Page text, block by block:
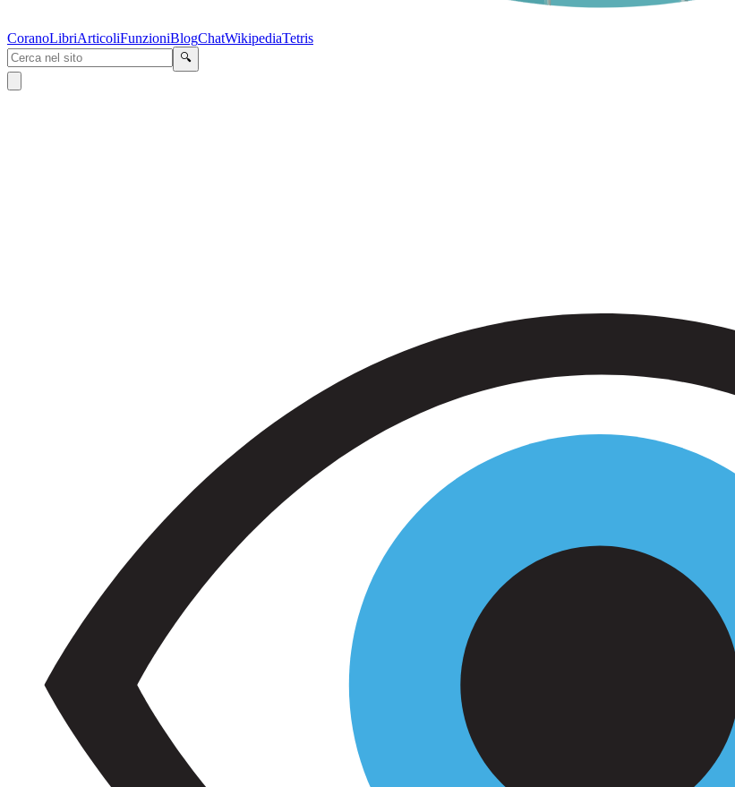
CoranoLibriArticoliFunzioniBlogChatWikipediaTetris
🔍